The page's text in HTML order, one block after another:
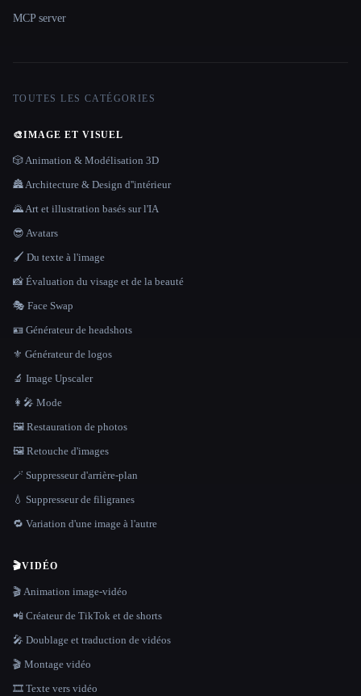
MCP server
TOUTES LES CATÉGORIES
🎨IMAGE ET VISUEL
🎲 Animation & Modélisation 3D
🏯 Architecture & Design d''intérieur
🌄 Art et illustration basés sur l'IA
😎 Avatars
🖌️ Du texte à l'image
📸 Évaluation du visage et de la beauté
🎭 Face Swap
🪪 Générateur de headshots
⚜️ Générateur de logos
🔬 Image Upscaler
👩‍🎤 Mode
🖼️ Restauration de photos
🖼️ Retouche d'images
🪄 Suppresseur d'arrière-plan
💧 Suppresseur de filigranes
🔁 Variation d'une image à l'autre
🎬VIDÉO
🎬 Animation image-vidéo
📲 Créateur de TikTok et de shorts
🎤 Doublage et traduction de vidéos
🎬 Montage vidéo
🎞️ Texte vers vidéo